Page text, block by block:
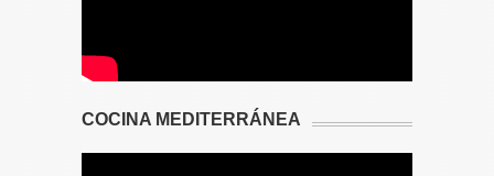
COCINA MEDITERRÁNEA